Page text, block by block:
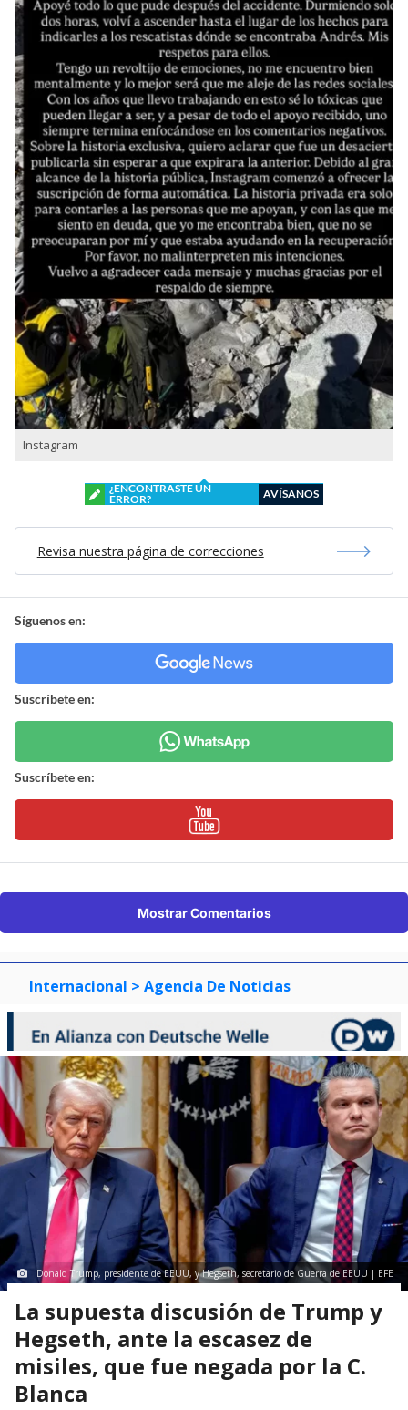
Instagram
¿ENCONTRASTE UN
ERROR?
AVÍSANOS
Revisa nuestra página de correcciones
Síguenos en:
Suscríbete en:
Suscríbete en:
Mostrar Comentarios
Internacional > Agencia De Noticias
Donald Trump, presidente de EEUU, y Hegseth, secretario de Guerra de EEUU | EFE
La supuesta discusión de Trump y
Hegseth, ante la escasez de
misiles, que fue negada por la C.
Blanca